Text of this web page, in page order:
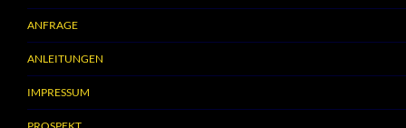
ANFRAGE
ANLEITUNGEN
IMPRESSUM